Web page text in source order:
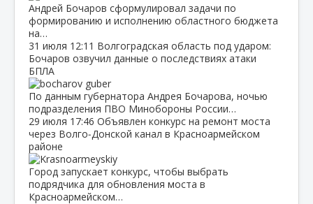
Андрей Бочаров сформулировал задачи по
формированию и исполнению областного бюджета
на…
31 июля 12:11 Волгоградская область под ударом:
Бочаров озвучил данные о последствиях атаки
БПЛА
По данным губернатора Андрея Бочарова, ночью
подразделения ПВО Минобороны России…
29 июля 17:46 Объявлен конкурс на ремонт моста
через Волго‑Донской канал в Красноармейском
районе
Город запускает конкурс, чтобы выбрать
подрядчика для обновления моста в
Красноармейском…